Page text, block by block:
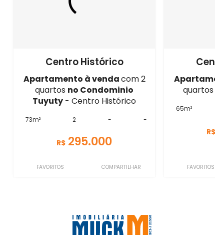
Centro Histórico
Apartamento à vendacom 2
quartos no Condominio
Tuyuty - Centro Histórico
73m² 2 - -
R$ 295.000
FAVORITOS COMPARTILHAR
quartos -
65m²
R$
FAVORITOS